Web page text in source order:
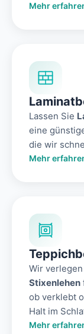
Mehr
Lassen Sie
eine
die wir
Mehr
Wir verlegen
Stixenlehen
ob verklebt
Halt im
Mehr